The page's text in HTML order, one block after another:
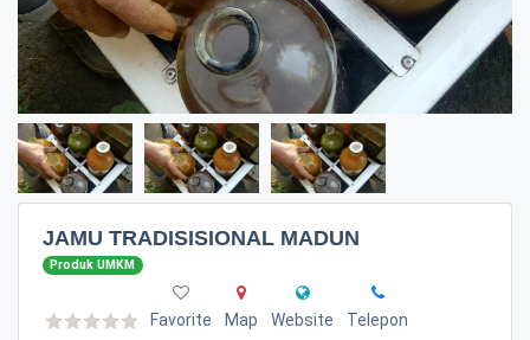
JAMU TRADISISIONAL MADUN
Produk UMKM
Favorite Map Website Telepon